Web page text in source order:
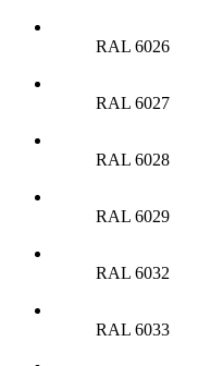
RAL 6026
RAL 6027
RAL 6028
RAL 6029
RAL 6032
RAL 6033